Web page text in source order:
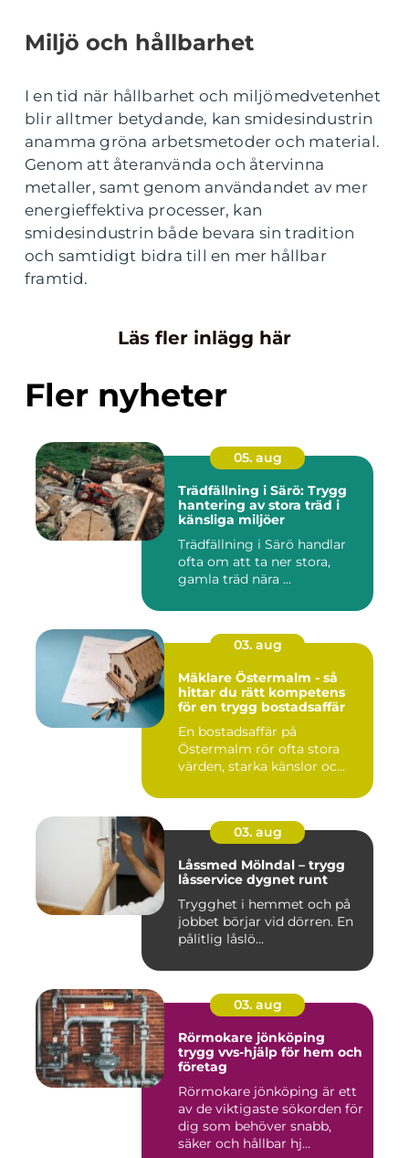
Miljö och hållbarhet
I en tid när hållbarhet och miljömedvetenhet
blir alltmer betydande, kan smidesindustrin
anamma gröna arbetsmetoder och material.
Genom att återanvända och återvinna
metaller, samt genom användandet av mer
energieffektiva processer, kan
smidesindustrin både bevara sin tradition
och samtidigt bidra till en mer hållbar
framtid.
Läs fler inlägg här
Fler nyheter
05. aug
Trädfällning i Särö: Trygg
hantering av stora träd i
känsliga miljöer
Trädfällning i Särö handlar
ofta om att ta ner stora,
gamla träd nära ...
03. aug
Mäklare Östermalm - så
hittar du rätt kompetens
för en trygg bostadsaffär
En bostadsaffär på
Östermalm rör ofta stora
värden, starka känslor oc...
03. aug
Låssmed Mölndal – trygg
låsservice dygnet runt
Trygghet i hemmet och på
jobbet börjar vid dörren. En
pålitlig låslö...
03. aug
Rörmokare jönköping
trygg vvs-hjälp för hem och
företag
Rörmokare jönköping är ett
av de viktigaste sökorden för
dig som behöver snabb,
säker och hållbar hj...